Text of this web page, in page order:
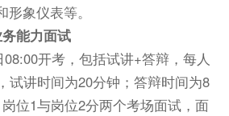
象仪表等。
能力面试
08:00开考，包括试讲+答辩，每人
试讲时间为20分钟；答辩时间为8
位1与岗位2分两个考场面试，面